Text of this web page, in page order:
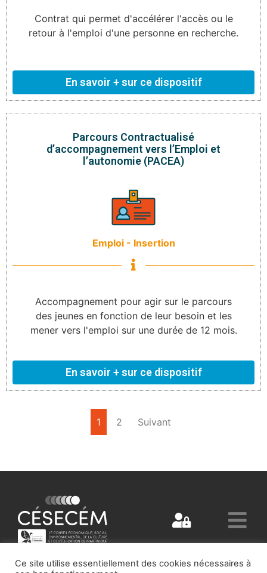
Contrat qui permet d'accélérer l'accès ou le
retour à l'emploi d'une personne en recherche.
En savoir + sur ce dispositif
Parcours Contractualisé
d’accompagnement vers l’Emploi et
l’autonomie (PACEA)
Emploi - Insertion
Accompagnement pour agir sur le parcours
des jeunes en fonction de leur besoin et les
mener vers l'emploi sur une durée de 12 mois.
En savoir + sur ce dispositif
1 2 Suivant
Ce site utilise essentiellement des cookies nécessaires à